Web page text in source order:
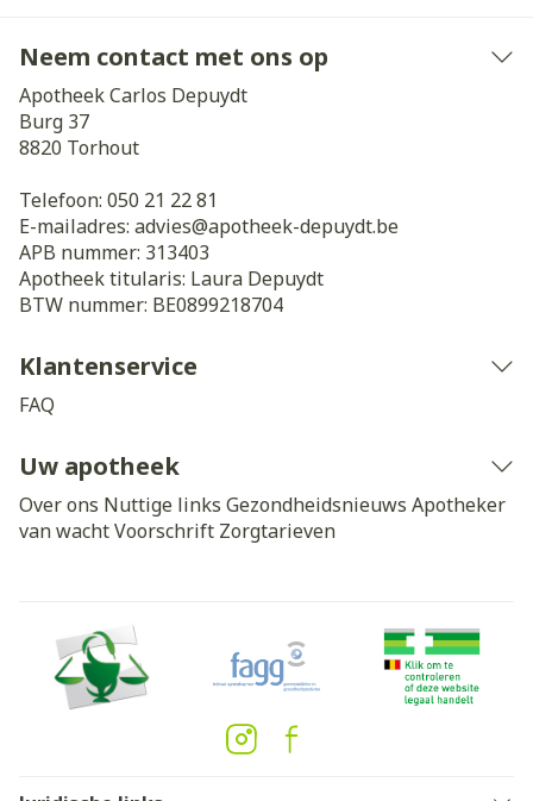
Neem contact met ons op
Apotheek Carlos Depuydt
Burg 37
8820 Torhout
Telefoon: 050 21 22 81
E-mailadres: advies@apotheek-depuydt.be
APB nummer: 313403
Apotheek titularis: Laura Depuydt
BTW nummer: BE0899218704
Klantenservice
FAQ
Uw apotheek
Over ons Nuttige links Gezondheidsnieuws Apotheker
van wachtVoorschrift Zorgtarieven